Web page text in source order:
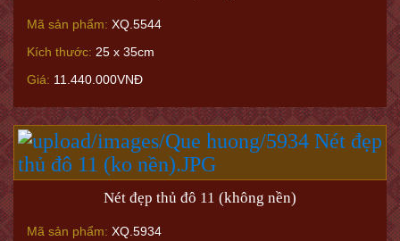
Mã sản phẩm: XQ.5544
Kích thước: 25 x 35cm
Giá: 11.440.000VNĐ
Nét đẹp thủ đô 11 (không nền)
Mã sản phẩm: XQ.5934